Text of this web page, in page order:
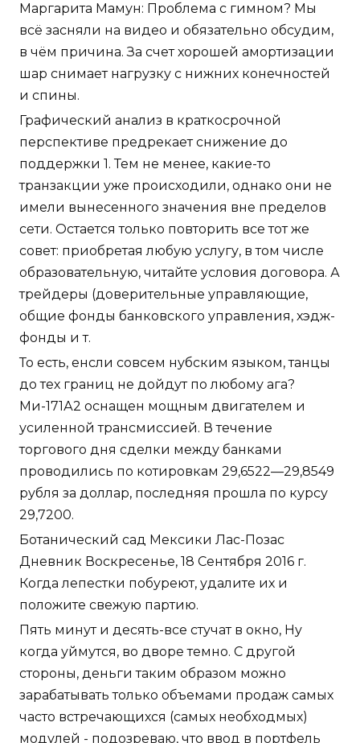
Маргарита Мамун: Проблема с гимном? Мы
всё засняли на видео и обязательно обсудим,
в чём причина. За счет хорошей амортизации
шар снимает нагрузку с нижних конечностей
и спины.
Графический анализ в краткосрочной
перспективе предрекает снижение до
поддержки 1. Тем не менее, какие-то
транзакции уже происходили, однако они не
имели вынесенного значения вне пределов
сети. Остается только повторить все тот же
совет: приобретая любую услугу, в том числе
образовательную, читайте условия договора. А
трейдеры (доверительные управляющие,
общие фонды банковского управления, хэдж-
фонды и т.
То есть, енсли совсем нубским языком, танцы
до тех границ не дойдут по любому ага?
Ми-171А2 оснащен мощным двигателем и
усиленной трансмиссией. В течение
торгового дня сделки между банками
проводились по котировкам 29,6522—29,8549
рубля за доллар, последняя прошла по курсу
29,7200.
Ботанический сад Мексики Лас-Позас
Дневник Воскресенье, 18 Сентября 2016 г.
Когда лепестки побуреют, удалите их и
положите свежую партию.
Пять минут и десять-все стучат в окно, Ну
когда уймутся, во дворе темно. С другой
стороны, деньги таким образом можно
зарабатывать только объемами продаж самых
часто встречающихся (самых необходмых)
модулей - подозреваю, что ввод в портфель